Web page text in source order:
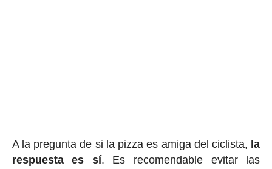
A la pregunta de si la pizza es amiga del ciclista, la
respuesta es sí. Es recomendable evitar las